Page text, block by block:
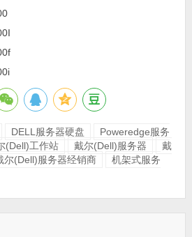
DELL服务器硬盘
Poweredge服务
(Dell)工作站 戴尔(Dell)服务器
戴
尔(Dell)服务器经销商
机架式服务